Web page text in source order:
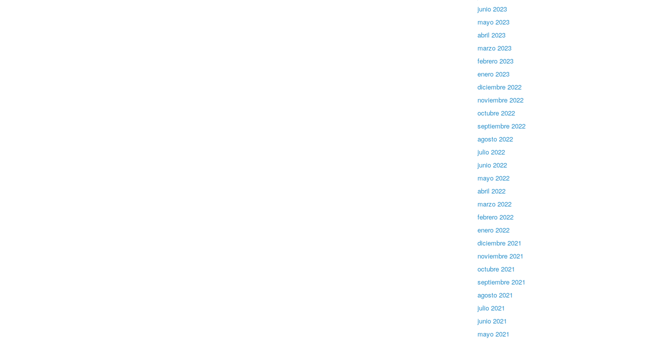
junio 2023
mayo 2023
abril 2023
marzo 2023
febrero 2023
enero 2023
diciembre 2022
noviembre 2022
octubre 2022
septiembre 2022
agosto 2022
julio 2022
junio 2022
mayo 2022
abril 2022
marzo 2022
febrero 2022
enero 2022
diciembre 2021
noviembre 2021
octubre 2021
septiembre 2021
agosto 2021
julio 2021
junio 2021
mayo 2021